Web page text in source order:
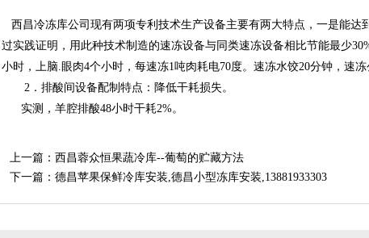
西昌冷冻库公司现有两项专利技术生产设备主要有两大特点，一是能达
过实践证明，用此种技术制造的速冻设备与同类速冻设备相比节能最少
小时，上脑.眼肉4个小时，每速冻1吨肉耗电70度。速冻水饺20分钟，速冻
2．排酸间设备配制特点：降低干耗损失。
实测，羊腔排酸48小时干耗2%。
上一篇： 西昌蓉众恒果蔬冷库--葡萄的贮藏方法
下一篇： 德昌苹果保鲜冷库安装,德昌小型冻库安装,13881933303